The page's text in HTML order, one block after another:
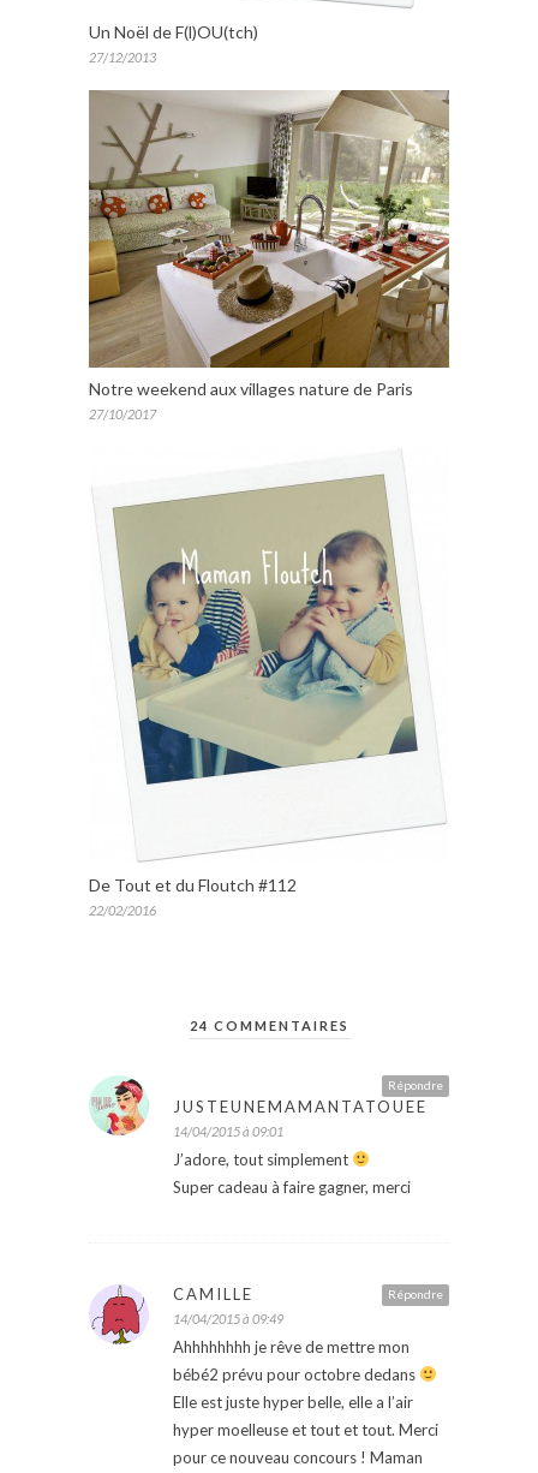
Un Noël de F(l)OU(tch)
27/12/2013
Notre weekend aux villages nature de Paris
27/10/2017
De Tout et du Floutch #112
22/02/2016
24 COMMENTAIRES
Répondre
JUSTEUNEMAMANTATOUEE
14/04/2015 à 09:01
J’adore, tout simplement
Super cadeau à faire gagner, merci
Répondre
CAMILLE
14/04/2015 à 09:49
Ahhhhhhhh je rêve de mettre mon
bébé2 prévu pour octobre dedans
Elle est juste hyper belle, elle a l’air
hyper moelleuse et tout et tout. Merci
pour ce nouveau concours ! Maman